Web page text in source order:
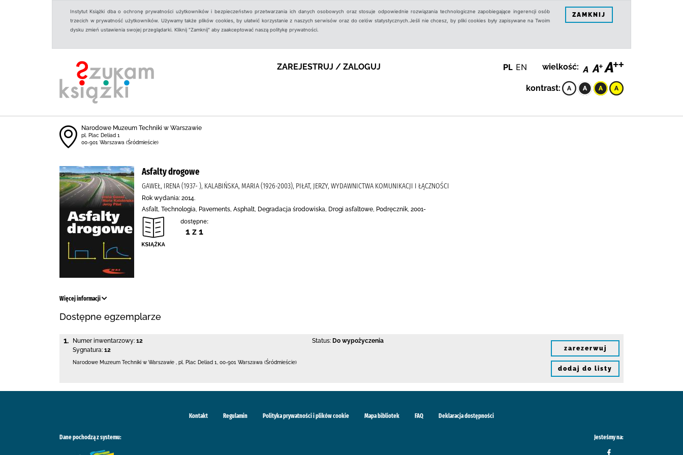
Instytut Książki dba o ochronę prywatności użytkowników i bezpieczeństwo przetwarzania ich danych osobowych oraz stosuje odpowiednie rozwiązania technologiczne zapobiegające ingerencji osób
trzecich w prywatność użytkowników. Używamy także plików cookies, by ułatwić korzystanie z naszych serwisów oraz do celów statystycznych.Jeśli nie chcesz, by pliki cookies były zapisywane na Twoim
dysku zmień ustawienia swojej przeglądarki. Kliknij "Zamknij" aby zaakceptować naszą politykę prywatności.
ZAMKNIJ
ZAREJESTRUJ / ZALOGUJ PL EN wielkość:
kontrast:
Narodowe Muzeum Techniki w Warszawie
pl. Plac Deliad 1
00-901 Warszawa (Śródmieście)
Asfalty drogowe
GAWEŁ, IRENA (1937- ), KALABIŃSKA, MARIA (1926-2003), PIŁAT, JERZY, WYDAWNICTWA KOMUNIKACJI I ŁĄCZNOŚCI
Rok wydania: 2014.
Asfalt, Technologia, Pavements, Asphalt, Degradacja środowiska, Drogi asfaltowe, Podręcznik, 2001-
dostępne:
1 z 1
Więcej informacji
Dostępne egzemplarze
1. Numer inwentarzowy: 12
Sygnatura: 12
Status: Do wypożyczenia
Narodowe Muzeum Techniki w Warszawie pl. Plac Deliad 1 00-901 Warszawa (Śródmieście)
zarezerwuj
dodaj do listy
Kontakt Regulamin Polityka prywatności i plików cookie Mapa bibliotek FAQ Deklaracja dostępności
Dane pochodzą z systemu: Jesteśmy na: